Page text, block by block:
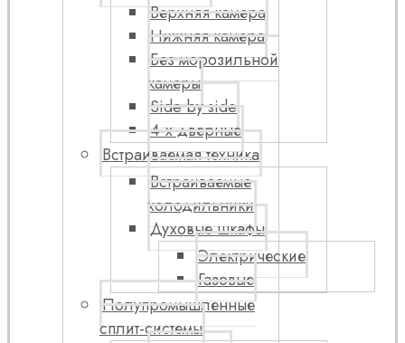
Верхняя камера
Нижняя камера
Без морозильной
камеры
Side by side
4-х дверные
Встраиваемая техника
Встраиваемые
холодильники
Духовые шкафы
Электрические
Газовые
Полупромышленные
сплит-системы